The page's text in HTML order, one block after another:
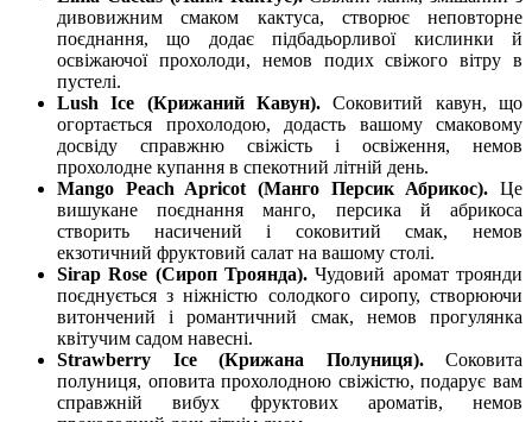
дивовижним смаком кактуса, створює неповторне
поєднання, що додає підбадьорливої кислинки й
освіжаючої прохолоди, немов подих свіжого вітру в
пустелі.
Lush Ice (Крижаний Кавун).Соковитий кавун, що
огортається прохолодою, додасть вашому смаковому
досвіду справжню свіжість і освіження, немов
прохолодне купання в спекотний літній день.
Mango Peach Apricot (Манго Персик Абрикос). Це
вишукане поєднання манго, персика й абрикоса
створить насичений і соковитий смак, немов
екзотичний фруктовий салат на вашому столі.
Sirap Rose (Сироп Троянда).Чудовий аромат троянди
поєднується з ніжністю солодкого сиропу, створюючи
витончений і романтичний смак, немов прогулянка
квітучим садом навесні.
Strawberry Ice (Крижана Полуниця). Соковита
полуниця, оповита прохолодною свіжістю, подарує вам
справжній вибух фруктових ароматів, немов